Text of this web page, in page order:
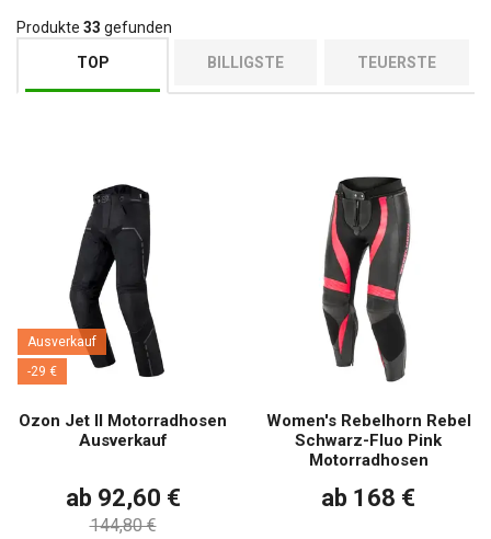
Produkte 33 gefunden
TOP
BILLIGSTE TEUERSTE
Ausverkauf
-29 €
Ozon Jet II Motorradhosen
Ausverkauf
ab 92,60 €
144,80 €
Women's Rebelhorn Rebel
Schwarz-Fluo Pink
Motorradhosen
ab 168 €